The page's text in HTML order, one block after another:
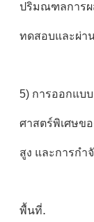
ปริมณฑลการผ
ทดสอบและผ่า
5) การออกแบ
ศาสตร์พิเศษข
สูง และการกํา
พื้นที่.